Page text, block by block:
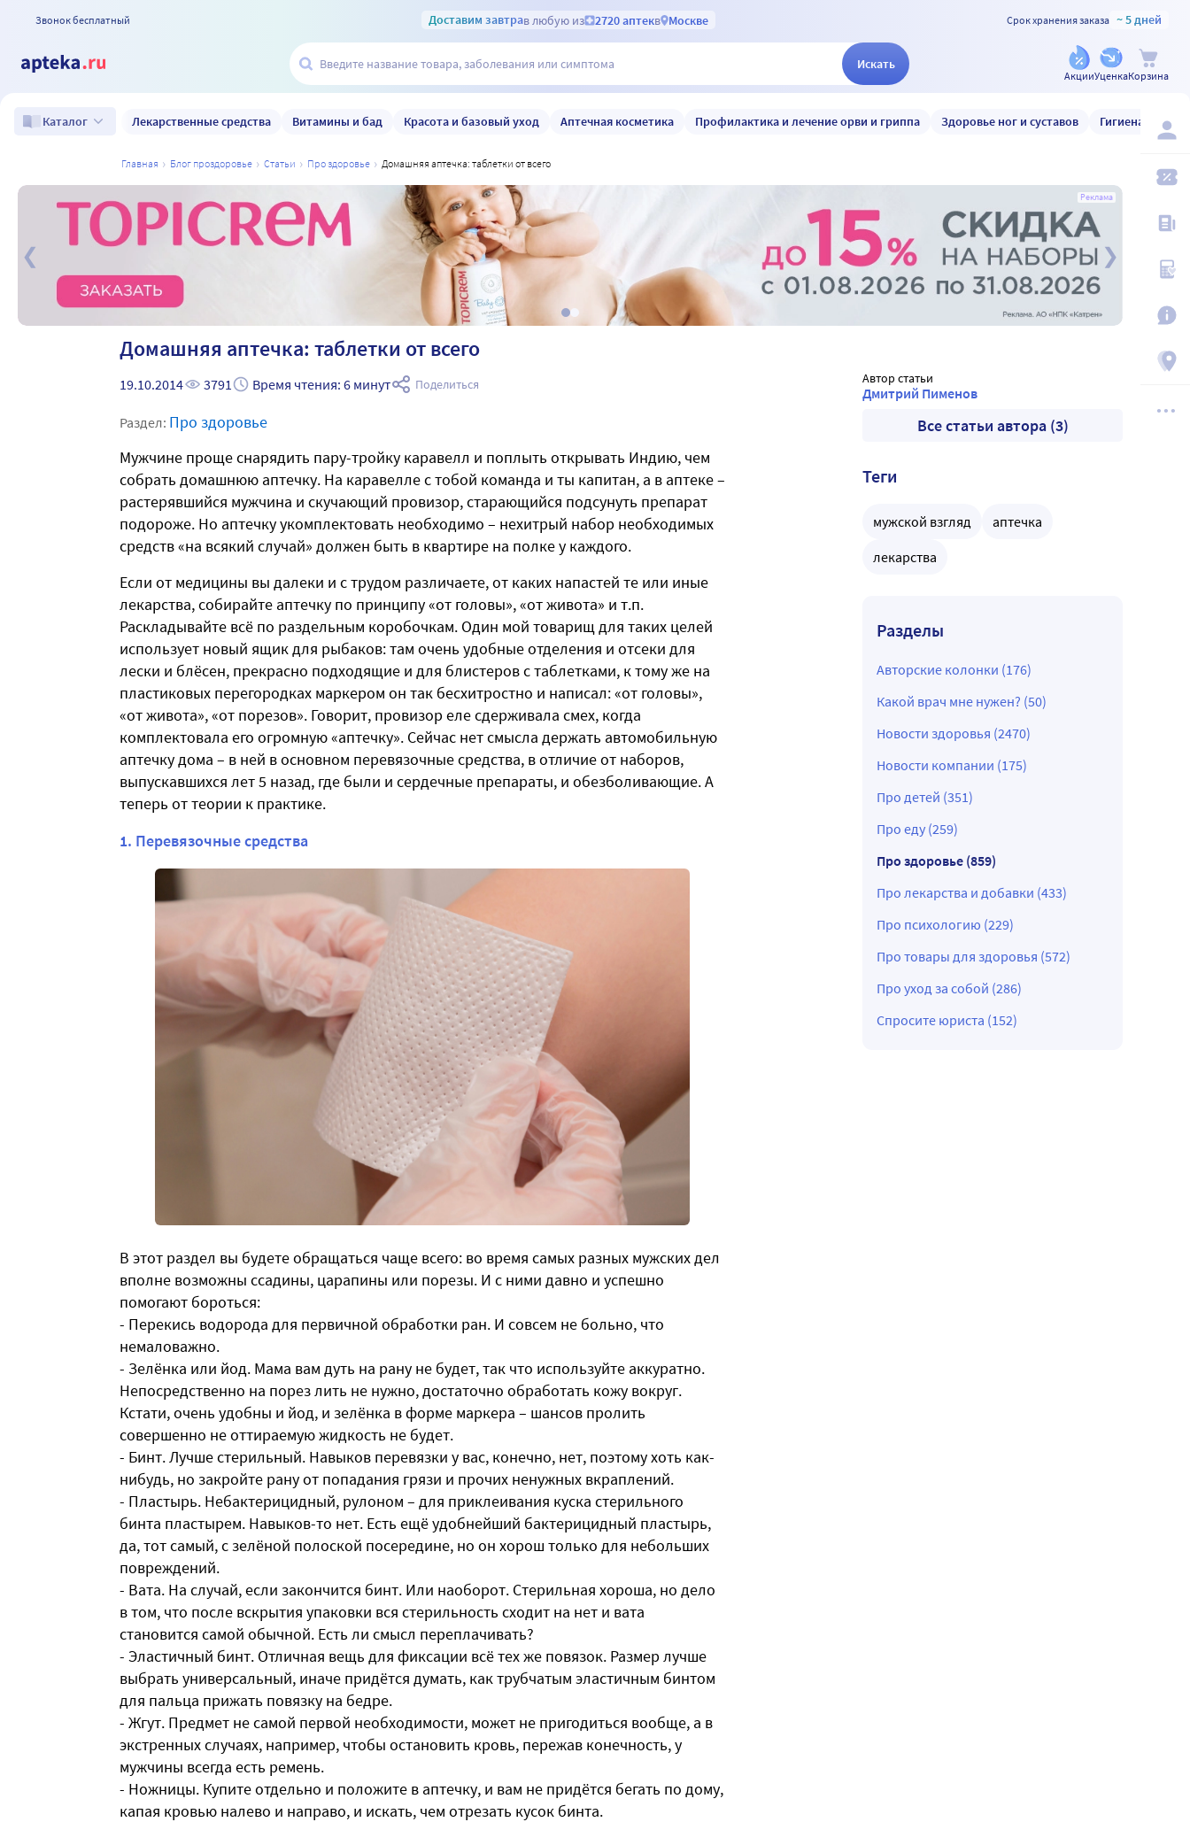
Звонок бесплатный Доставим завтрав любую из 2720 аптекв Москве Срок хранения заказа ~ 5 дней
Искать
АкцииУценкаКорзина
Каталог Лекарственные средства Витамины и бад Красота и базовый уход Аптечная косметика Профилактика и лечение орви и гриппа Здоровье ног и суставов Гигиена и уход
главная блог проздоровье статьи про здоровье домашняя аптечка: таблетки от всего
Реклама
Домашняя аптечка: таблетки от всего
19.10.2014 3791 Время чтения: 6 минут Поделиться
Раздел: Про здоровье
Мужчине проще снарядить пару-тройку каравелл и поплыть открывать Индию, чем
собрать домашнюю аптечку. На каравелле с тобой команда и ты капитан, а в аптеке –
растерявшийся мужчина и скучающий провизор, старающийся подсунуть препарат
подороже. Но аптечку укомплектовать необходимо – нехитрый набор необходимых
средств «на всякий случай» должен быть в квартире на полке у каждого.
Если от медицины вы далеки и с трудом различаете, от каких напастей те или иные
лекарства, собирайте аптечку по принципу «от головы», «от живота» и т.п.
Раскладывайте всё по раздельным коробочкам. Один мой товарищ для таких целей
использует новый ящик для рыбаков: там очень удобные отделения и отсеки для
лески и блёсен, прекрасно подходящие и для блистеров с таблетками, к тому же на
пластиковых перегородках маркером он так бесхитростно и написал: «от головы»,
«от живота», «от порезов». Говорит, провизор еле сдерживала смех, когда
комплектовала его огромную «аптечку». Сейчас нет смысла держать автомобильную
аптечку дома – в ней в основном перевязочные средства, в отличие от наборов,
выпускавшихся лет 5 назад, где были и сердечные препараты, и обезболивающие. А
теперь от теории к практике.
1. Перевязочные средства
В этот раздел вы будете обращаться чаще всего: во время самых разных мужских дел
вполне возможны ссадины, царапины или порезы. И с ними давно и успешно
помогают бороться:
- Перекись водорода для первичной обработки ран. И совсем не больно, что
немаловажно.
- Зелёнка или йод. Мама вам дуть на рану не будет, так что используйте аккуратно.
Непосредственно на порез лить не нужно, достаточно обработать кожу вокруг.
Кстати, очень удобны и йод, и зелёнка в форме маркера – шансов пролить
совершенно не оттираемую жидкость не будет.
- Бинт. Лучше стерильный. Навыков перевязки у вас, конечно, нет, поэтому хоть как-
нибудь, но закройте рану от попадания грязи и прочих ненужных вкраплений.
- Пластырь. Небактерицидный, рулоном – для приклеивания куска стерильного
бинта пластырем. Навыков-то нет. Есть ещё удобнейший бактерицидный пластырь,
да, тот самый, с зелёной полоской посередине, но он хорош только для небольших
повреждений.
- Вата. На случай, если закончится бинт. Или наоборот. Стерильная хороша, но дело
в том, что после вскрытия упаковки вся стерильность сходит на нет и вата
становится самой обычной. Есть ли смысл переплачивать?
- Эластичный бинт. Отличная вещь для фиксации всё тех же повязок. Размер лучше
выбрать универсальный, иначе придётся думать, как трубчатым эластичным бинтом
для пальца прижать повязку на бедре.
- Жгут. Предмет не самой первой необходимости, может не пригодиться вообще, а в
экстренных случаях, например, чтобы остановить кровь, пережав конечность, у
мужчины всегда есть ремень.
- Ножницы. Купите отдельно и положите в аптечку, и вам не придётся бегать по дому,
капая кровью налево и направо, и искать, чем отрезать кусок бинта.
Автор статьи
Дмитрий Пименов
Все статьи автора (3)
Теги
мужской взгляд
аптечка
лекарства
Разделы
Авторские колонки (176)
Какой врач мне нужен? (50)
Новости здоровья (2470)
Новости компании (175)
Про детей (351)
Про еду (259)
Про здоровье (859)
Про лекарства и добавки (433)
Про психологию (229)
Про товары для здоровья (572)
Про уход за собой (286)
Спросите юриста (152)